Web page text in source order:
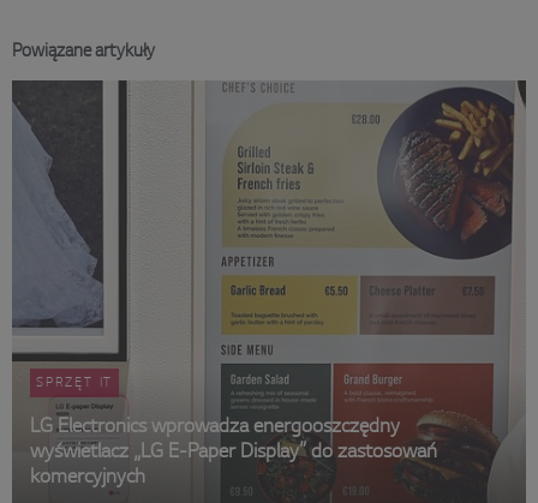
Powiązane artykuły
SPRZĘT IT
LG Electronics wprowadza energooszczędny
wyświetlacz „LG E-Paper Display” do zastosowań
komercyjnych